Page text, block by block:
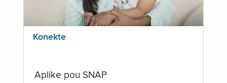
Konekte
Aplike pou SNAP